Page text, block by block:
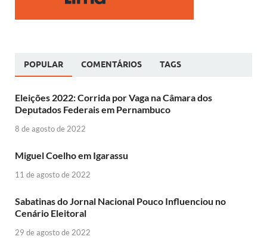
POPULAR COMENTÁRIOS TAGS
Eleições 2022: Corrida por Vaga na Câmara dos
Deputados Federais em Pernambuco
8 de agosto de 2022
Miguel Coelho em Igarassu
11 de agosto de 2022
Sabatinas do Jornal Nacional Pouco Influenciou no
Cenário Eleitoral
29 de agosto de 2022